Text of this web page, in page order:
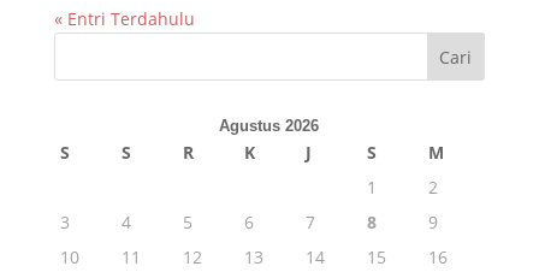
« Entri Terdahulu
Cari
Agustus 2026
S S R K J S
M
1
2
3
4 5 6 7 8
9
10
11 12 13 14 15
16